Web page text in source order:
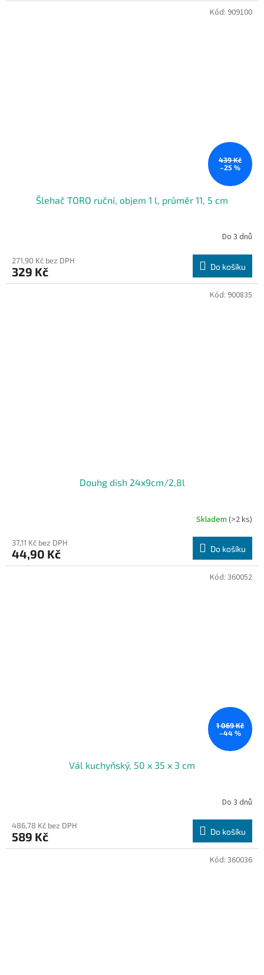
439 Kč
–25 %
Šlehač TORO ruční, objem 1 l, průměr 11, 5 cm
Do 3 dnů
271,90 Kč bez DPH
329 Kč Do košíku
Kód: 909100
Douhg dish 24x9cm/2,8l
Skladem (>2 ks)
37,11 Kč bez DPH
44,90 Kč Do košíku
Kód: 900835
1 069 Kč
–44 %
Vál kuchyňský, 50 x 35 x 3 cm
Do 3 dnů
486,78 Kč bez DPH
589 Kč Do košíku
Kód: 360052
Kód: 360036